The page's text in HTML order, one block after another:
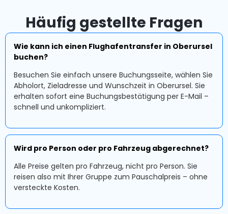
Häufig gestellte Fragen
Wie kann ich einen Flughafentransfer in Oberursel
buchen?
Besuchen Sie einfach unsere Buchungsseite, wählen Sie
Abholort, Zieladresse und Wunschzeit in Oberursel. Sie
erhalten sofort eine Buchungsbestätigung per E-Mail –
schnell und unkompliziert.
Wird pro Person oder pro Fahrzeug abgerechnet?
Alle Preise gelten pro Fahrzeug, nicht pro Person. Sie
reisen also mit Ihrer Gruppe zum Pauschalpreis – ohne
versteckte Kosten.